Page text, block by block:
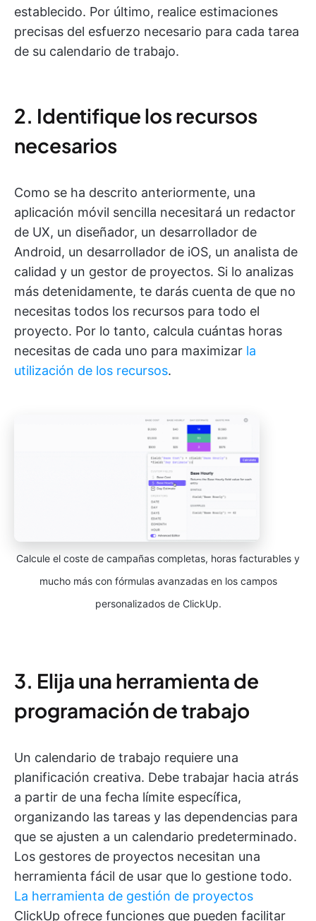
establecido. Por último, realice estimaciones
precisas del esfuerzo necesario para cada tarea
de su calendario de trabajo.
2. Identifique los recursos
necesarios
Como se ha descrito anteriormente, una
aplicación móvil sencilla necesitará un redactor
de UX, un diseñador, un desarrollador de
Android, un desarrollador de iOS, un analista de
calidad y un gestor de proyectos. Si lo analizas
más detenidamente, te darás cuenta de que no
necesitas todos los recursos para todo el
proyecto. Por lo tanto, calcula cuántas horas
necesitas de cada uno para maximizar la
utilización de los recursos.
Calcule el coste de campañas completas, horas facturables y
mucho más con fórmulas avanzadas en los campos
personalizados de ClickUp.
3. Elija una herramienta de
programación de trabajo
Un calendario de trabajo requiere una
planificación creativa. Debe trabajar hacia atrás
a partir de una fecha límite específica,
organizando las tareas y las dependencias para
que se ajusten a un calendario predeterminado.
Los gestores de proyectos necesitan una
herramienta fácil de usar que lo gestione todo.
La herramienta de gestión de proyectos
ClickUp ofrece funciones que pueden facilitar